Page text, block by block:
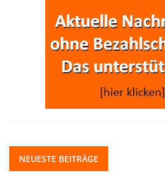
NEUESTE BEITRÄGE